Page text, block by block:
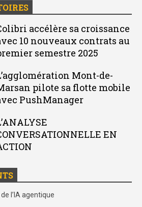
accélère sa croissance
10 nouveaux contrats au
semestre 2025
Mont-de-
pilote sa flotte mobile
PushManager
EN
l’IA agentique